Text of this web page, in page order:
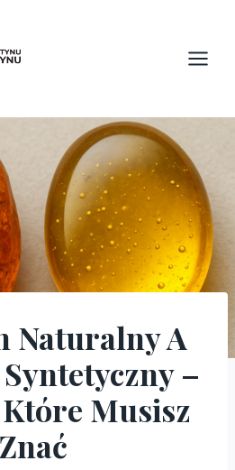
BLOG
Naturalny A
–
Musisz
Znać